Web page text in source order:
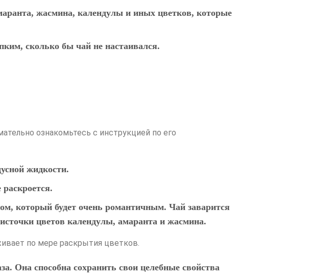
жасмина, календулы и иных цветков, которые
сколько бы чай не настаивался.
ознакомьтесь с инструкцией по его
жидкости.
который будет очень романтичным. Чай заварится
цветов календулы, амаранта и жасмина.
по мере раскрытия цветков.
Она способна сохранить свои целебные свойства